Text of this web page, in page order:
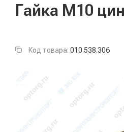
Гайка М10
Код товара: 010.538.306